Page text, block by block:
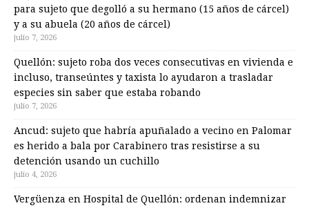
para sujeto que degolló a su hermano (15 años de cárcel)
y a su abuela (20 años de cárcel)
julio 7, 2026
Quellón: sujeto roba dos veces consecutivas en vivienda e
incluso, transeúntes y taxista lo ayudaron a trasladar
especies sin saber que estaba robando
julio 7, 2026
Ancud: sujeto que habría apuñalado a vecino en Palomar
es herido a bala por Carabinero tras resistirse a su
detención usando un cuchillo
julio 4, 2026
Vergüenza en Hospital de Quellón: ordenan indemnizar